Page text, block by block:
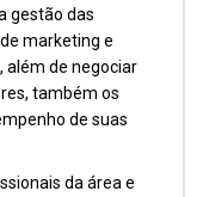
gestão das
marketing e
além de negociar
também os
de suas
da área e